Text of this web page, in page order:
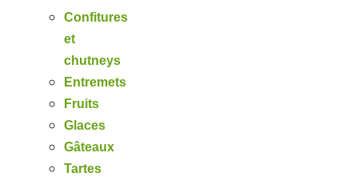
Confitures
et
chutneys
Entremets
Fruits
Glaces
Gâteaux
Tartes